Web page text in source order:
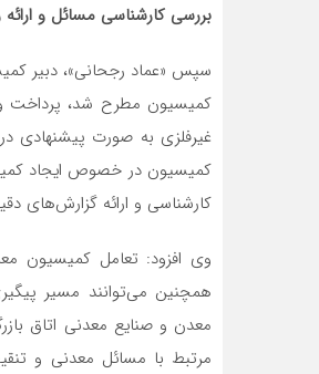
بررسی کارشناسی مسائل و
سپس «عماد رجحانی»، دبیر
کمیسیون مطرح شد، پرداخت
غیرفلزی به صورت پیشنهادی
کمیسیون در خصوص ایجاد
کارشناسی و ارائه
وی افزود: تعامل کمیسیون
همچنین می‌توانند مسیر
معدن و صنایع معدنی اتاق
مرتبط با مسائل معدنی و